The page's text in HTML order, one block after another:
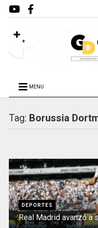
MENU
Tag: Borussia
DEPORTES
Real Madrid avanzó a